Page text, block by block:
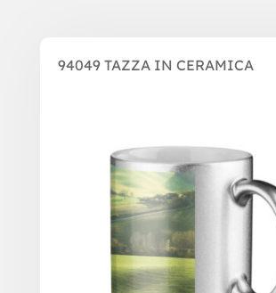
94049 TAZZA IN CERAMICA